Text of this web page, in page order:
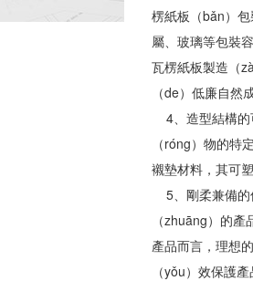
楞紙板（bǎn）
屬、玻璃等包裝
瓦楞紙板製造（
（de）低廉自然
4、造型結構的
（róng）物的特
襯墊材料，其可
5、剛柔兼備的
（zhuāng）的
產品而言，理想
（yǒu）效保護